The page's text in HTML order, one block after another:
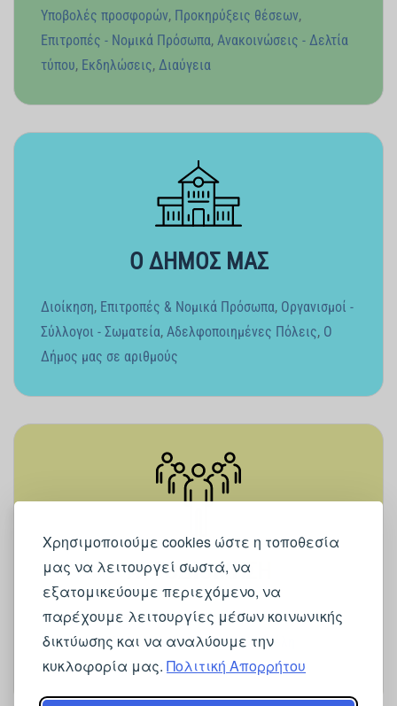
Χρησιμοποιούμε cookies ώστε η τοποθεσία
μας να λειτουργεί σωστά, να
εξατομικεύουμε περιεχόμενο, να
παρέχουμε λειτουργίες μέσων κοινωνικής
δικτύωσης και να αναλύουμε την
κυκλοφορία μας. Πολιτική Απορρήτου
Υποβολές προσφορών, Προκηρύξεις θέσεων,
Επιτροπές - Νομικά Πρόσωπα, Ανακοινώσεις - Δελτία
τύπου, Εκδηλώσεις, Διαύγεια
Ο ΔΗΜΟΣ ΜΑΣ
Διοίκηση, Επιτροπές & Νομικά Πρόσωπα, Οργανισμοί -
Σύλλογοι - Σωματεία, Αδελφοποιημένες Πόλεις, Ο
Δήμος μας σε αριθμούς
ΑΥΤΟΔΙΟΙΚΗΣΗ
Δήμαρχος,Αποφάσεις Δημάρχου,Αντιδήμαρχοι &
Πρόεδρος ΔΣ,Δημοτικές Κοινότητες,Μέλη
Δημοτικού Συμβουλίου